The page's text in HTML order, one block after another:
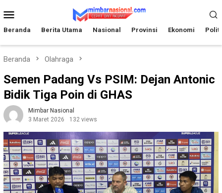
ke
Mobile
Beranda Berita Utama Nasional Provinsi Ekonomi
Beranda Olahraga
Semen Padang Vs PSIM: Dejan Antonic
Bidik Tiga Poin di GHAS
Mimbar Nasional
3 Maret 2026
132 views